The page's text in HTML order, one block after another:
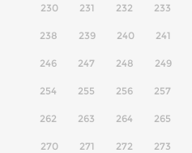
230 231 232 233
238 239 240 241
246 247 248 249
254 255 256 257
262 263 264 265
270 271 272 273